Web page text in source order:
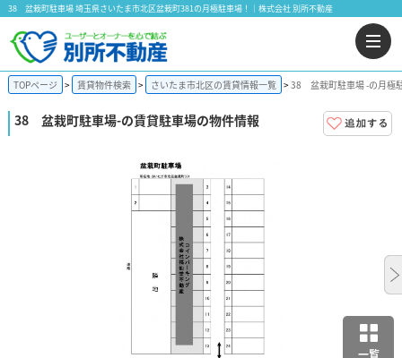
38 盆栽町駐車場 埼玉県さいたま市北区盆栽町381の月極駐車場！｜株式会社 別所不動産
TOPページ 賃貸物件検索 さいたま市北区の賃貸情報一覧 38 盆栽町駐車場 -の月極
38 盆栽町駐車場-の賃貸駐車場の物件情報
一覧